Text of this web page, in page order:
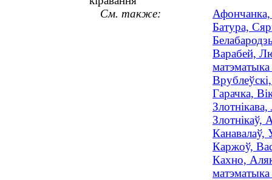
См. также:
Батура,
Варабей,
Гарачка,
Злотнікаў,
Канавалаў,
Каржоў,
Кахно,